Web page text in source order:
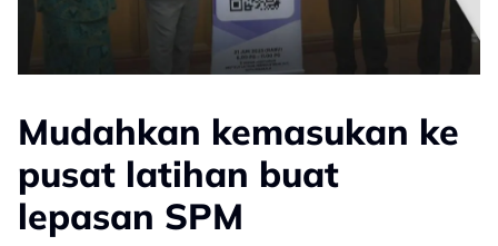
Mudahkan kemasukan ke
pusat latihan buat
lepasan SPM